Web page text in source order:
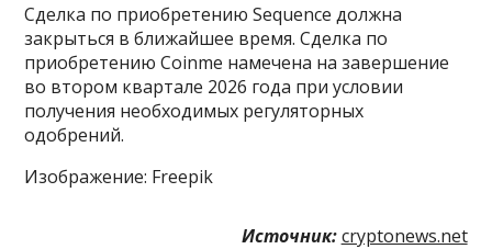
Сделка по приобретению Sequence должна
закрыться в ближайшее время. Сделка по
приобретению Coinme намечена на завершение
во втором квартале 2026 года при условии
получения необходимых регуляторных
одобрений.
Изображение: Freepik
Источник: cryptonews.net